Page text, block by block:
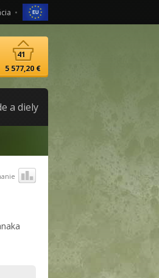
5 577,20 €
41
a diely